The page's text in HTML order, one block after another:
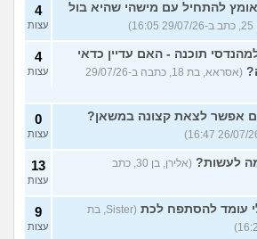
להתחיל עם מישהי שהיא בול
4
עצות
תוכנה - האם עדיין כדאי
(אסראא, בת 18, כתבה ב-29/07/26
4
עצות
אפשר לצאת קצונה במשאן? 0
עצות
לעשות?
(אלירן, בן 30, כתב
13
עצות
עומד להסתפח לכת
(Sister, בת
9
עצות